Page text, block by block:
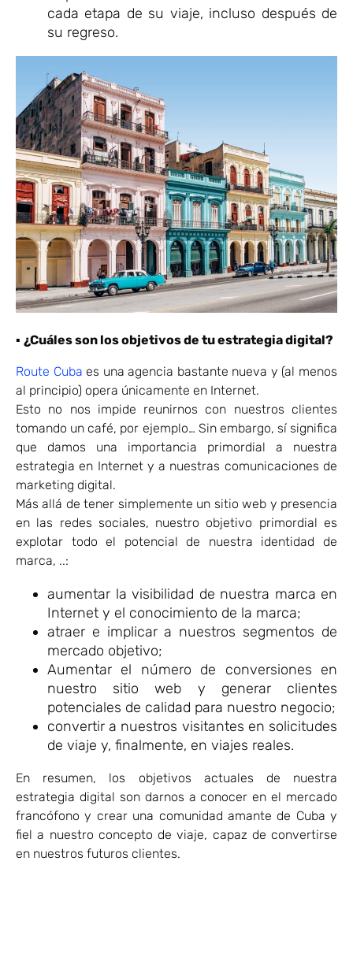
cada etapa de su viaje, incluso después de
su regreso.
▪ ¿Cuáles son los objetivos de tu estrategia digital?
Route Cuba es una agencia bastante nueva y (al menos
al principio) opera únicamente en Internet.
Esto no nos impide reunirnos con nuestros clientes
tomando un café, por ejemplo… Sin embargo, sí significa
que damos una importancia primordial a nuestra
estrategia en Internet y a nuestras comunicaciones de
marketing digital.
Más allá de tener simplemente un sitio web y presencia
en las redes sociales, nuestro objetivo primordial es
explotar todo el potencial de nuestra identidad de
marca, ..:
aumentar la visibilidad de nuestra marca en
Internet y el conocimiento de la marca;
atraer e implicar a nuestros segmentos de
mercado objetivo;
Aumentar el número de conversiones en
nuestro sitio web y generar clientes
potenciales de calidad para nuestro negocio;
convertir a nuestros visitantes en solicitudes
de viaje y, finalmente, en viajes reales.
En resumen, los objetivos actuales de nuestra
estrategia digital son darnos a conocer en el mercado
francófono y crear una comunidad amante de Cuba y
fiel a nuestro concepto de viaje, capaz de convertirse
en nuestros futuros clientes.